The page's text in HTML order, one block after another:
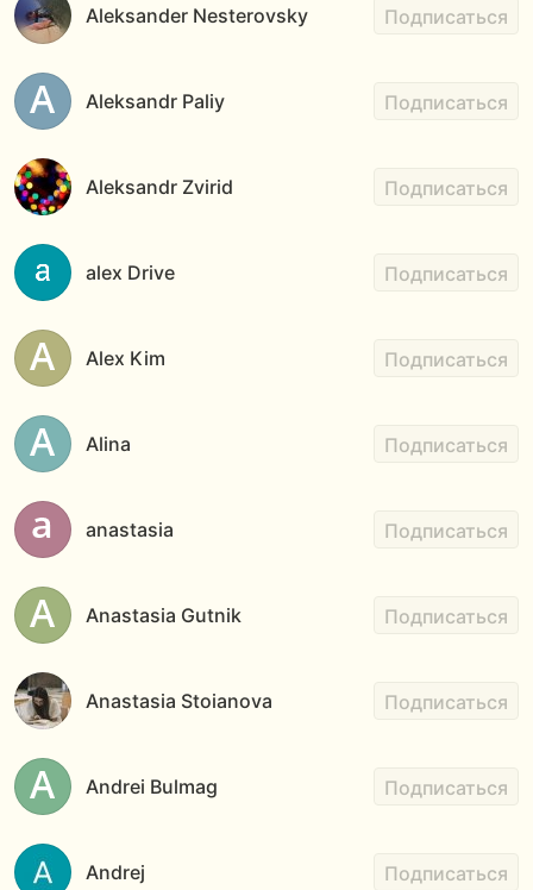
Aleksander Nesterovsky Подписаться
Aleksandr Paliy Подписаться
Aleksandr Zvirid Подписаться
alex Drive Подписаться
Alex Kim Подписаться
Alina Подписаться
anastasia Подписаться
Anastasia Gutnik Подписаться
Anastasia Stoianova Подписаться
Andrei Bulmag Подписаться
Andrej Подписаться